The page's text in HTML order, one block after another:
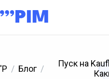
'P Блог
Пуск на